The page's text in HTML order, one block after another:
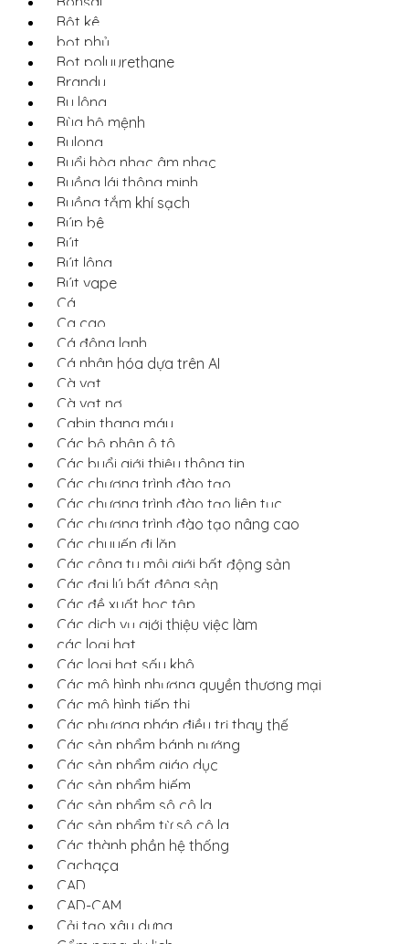
Bột kê
bọt phủ
Bọt polyurethane
Brandy
Bu lông
Bùa hộ mệnh
Bulong
Buổi hòa nhạc âm nhạc
Buồng lái thông minh
Buồng tắm khí sạch
Búp bê
Bút
Bút lông
Bút vape
Cá
Ca cao
Cá đông lạnh
Cá nhân hóa dựa trên AI
Cà vạt
Cà vạt nơ
Cabin thang máy
Các bộ phận ô tô
Các buổi giới thiệu thông tin
Các chương trình đào tạo
Các chương trình đào tạo liên tục
Các chương trình đào tạo nâng cao
Các chuyến đi lặn
Các công ty môi giới bất động sản
Các đại lý bất động sản
Các đề xuất học tập
Các dịch vụ giới thiệu việc làm
các loại hạt
Các loại hạt sấy khô
Các mô hình nhượng quyền thương mại
Các mô hình tiếp thị
Các phương pháp điều trị thay thế
Các sản phẩm bánh nướng
Các sản phẩm giáo dục
Các sản phẩm hiếm
Các sản phẩm sô cô la
Các sản phẩm từ sô cô la
Các thành phần hệ thống
Cachaça
CAD
CAD-CAM
Cải tạo xây dựng